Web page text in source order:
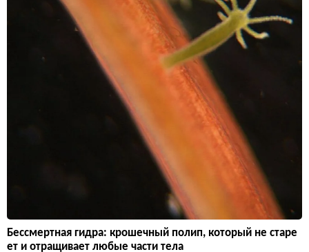
Бессмертная гидра: крошечный полип, который не старе
ет и отращивает любые части тела